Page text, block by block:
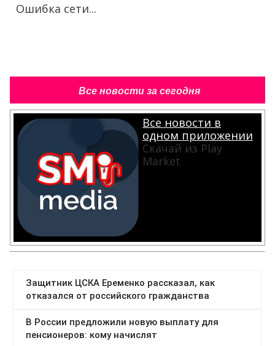
Ошибка сети...
Все новости за сегодня
Все новости в
одном приложении
Скачай из Play
Market